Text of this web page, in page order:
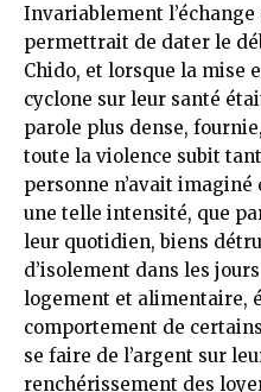
Invariablement
permettrait de dater le
Chido, et lorsque la mise
cyclone sur leur santé
parole plus dense,
toute la violence subit
personne n’avait imaginé
une telle intensité, que
leur quotidien, biens
d’isolement dans les
logement et alimentaire,
comportement de
se faire de l’argent sur
renchérissement des